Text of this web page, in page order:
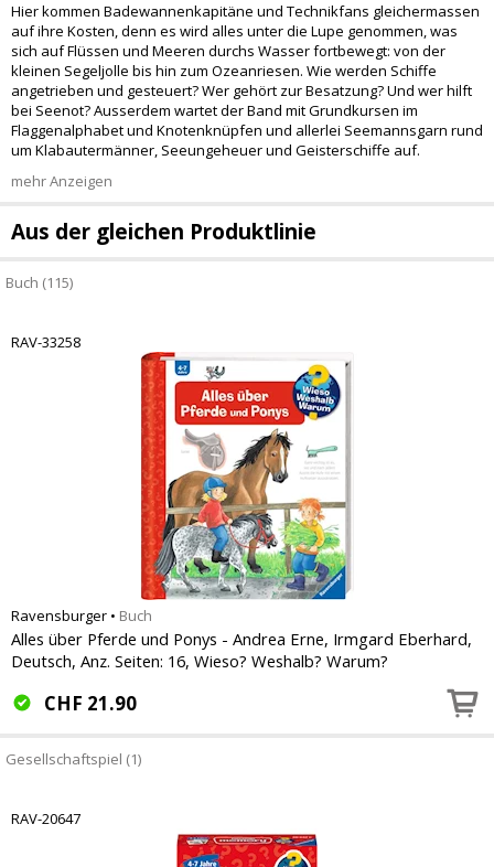
Hier kommen Badewannenkapitäne und Technikfans gleichermassen
auf ihre Kosten, denn es wird alles unter die Lupe genommen, was
sich auf Flüssen und Meeren durchs Wasser fortbewegt: von der
kleinen Segeljolle bis hin zum Ozeanriesen. Wie werden Schiffe
angetrieben und gesteuert? Wer gehört zur Besatzung? Und wer hilft
bei Seenot? Ausserdem wartet der Band mit Grundkursen im
Flaggenalphabet und Knotenknüpfen und allerlei Seemannsgarn rund
um Klabautermänner, Seeungeheuer und Geisterschiffe auf.
mehr Anzeigen
Aus der gleichen Produktlinie
Buch (115)
RAV-33258
Ravensburger • Buch
Alles über Pferde und Ponys - Andrea Erne, Irmgard Eberhard,
Deutsch, Anz. Seiten: 16, Wieso? Weshalb? Warum?
CHF 21.90
Gesellschaftspiel (1)
RAV-20647